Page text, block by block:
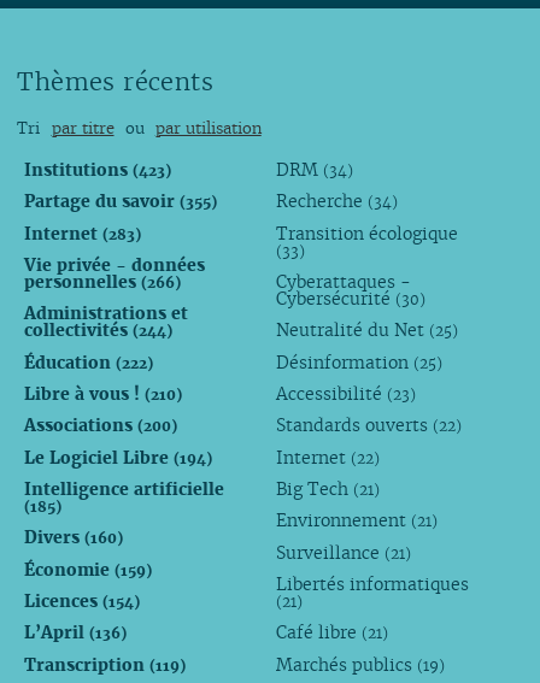
Thèmes récents
Tri par titre ou par utilisation
Institutions (423)
Partage du savoir (355)
Internet (283)
Vie privée - données
personnelles (266)
Administrations et
collectivités (244)
Éducation (222)
Libre à vous ! (210)
Associations (200)
Le Logiciel Libre (194)
Intelligence artificielle
(185)
Divers (160)
Économie (159)
Licences (154)
L’April (136)
Transcription (119)
DRM (34)
Recherche (34)
Transition écologique
(33)
Cyberattaques -
Cybersécurité (30)
Neutralité du Net (25)
Désinformation (25)
Accessibilité (23)
Standards ouverts (22)
Internet (22)
Big Tech (21)
Environnement (21)
Surveillance (21)
Libertés informatiques
(21)
Café libre (21)
Marchés publics (19)